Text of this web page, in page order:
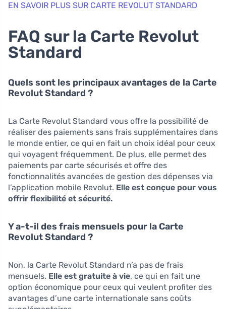
EN SAVOIR PLUS SUR CARTE REVOLUT STANDARD
FAQ sur la Carte Revolut
Standard
Quels sont les principaux avantages de la Carte
Revolut Standard ?
La Carte Revolut Standard vous offre la possibilité de
réaliser des paiements sans frais supplémentaires dans
le monde entier, ce qui en fait un choix idéal pour ceux
qui voyagent fréquemment. De plus, elle permet des
paiements par carte sécurisés et offre des
fonctionnalités avancées de gestion des dépenses via
l’application mobile Revolut. Elle est conçue pour vous
offrir flexibilité et sécurité.
Y a-t-il des frais mensuels pour la Carte
Revolut Standard ?
Non, la Carte Revolut Standard n’a pas de frais
mensuels. Elle est gratuite à vie, ce qui en fait une
option économique pour ceux qui veulent profiter des
avantages d’une carte internationale sans coûts